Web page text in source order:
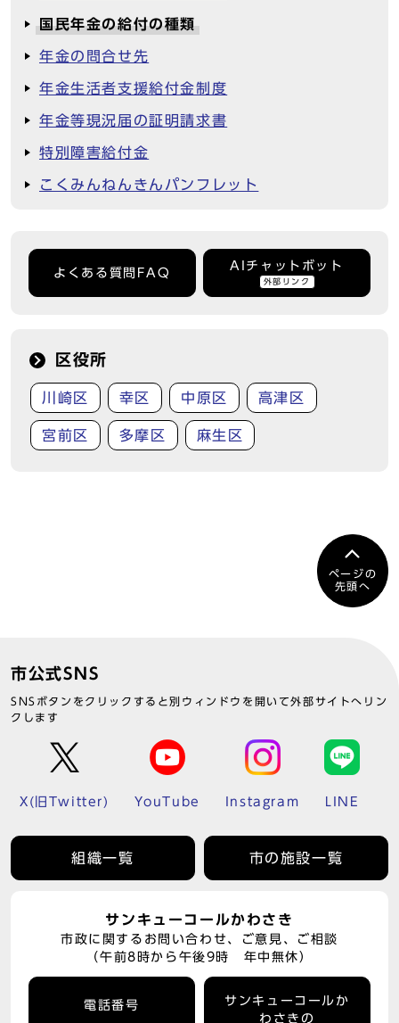
国民年金の給付の種類
年金の問合せ先
年金生活者支援給付金制度
年金等現況届の証明請求書
特別障害給付金
こくみんねんきんパンフレット
よくある質問FAQ
AIチャットボット
外部リンク
区役所
川崎区 幸区 中原区 高津区
宮前区 多摩区 麻生区
ページの
先頭へ
市公式SNS
SNSボタンをクリックすると別ウィンドウを開いて外部サイトへリン
クします
X(旧Twitter) YouTube Instagram LINE
組織一覧 市の施設一覧
サンキューコールかわさき
市政に関するお問い合わせ、ご意見、ご相談
（午前8時から午後9時 年中無休）
電話番号
サンキューコールか
わさきの